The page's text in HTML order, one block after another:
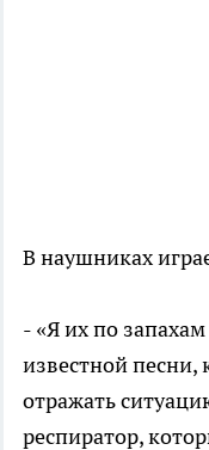
В наушниках
- «Я их по
известной песни,
отражать
респиратор,